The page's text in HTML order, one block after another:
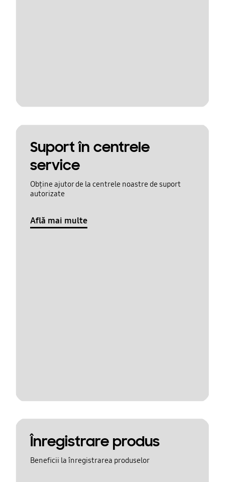
Suport în centrele
service
Obține ajutor de la centrele noastre de suport
autorizate
Află mai multe
Înregistrare produs
Beneficii la înregistrarea produselor